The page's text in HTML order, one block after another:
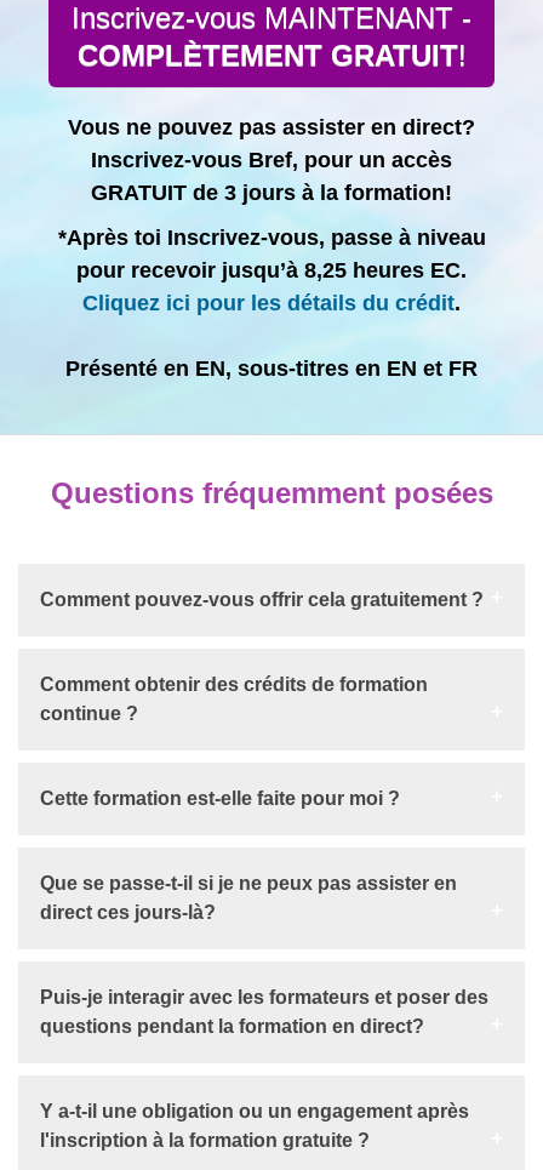
Inscrivez-vous MAINTENANT -
COMPLÈTEMENT GRATUIT!
Vous ne pouvez pas assister en direct?
Inscrivez-vous Bref, pour un accès
GRATUIT de 3 jours à la formation!
*Après toi Inscrivez-vous, passe à niveau
pour recevoir jusqu’à 8,25 heures EC.
Cliquez ici pour les détails du crédit.
Présenté en EN, sous-titres en EN et FR
Questions fréquemment posées
Comment pouvez-vous offrir cela gratuitement ?
Comment obtenir des crédits de formation
continue ?
Cette formation est-elle faite pour moi ?
Que se passe-t-il si je ne peux pas assister en
direct ces jours-là?
Puis-je interagir avec les formateurs et poser des
questions pendant la formation en direct?
Y a-t-il une obligation ou un engagement après
l'inscription à la formation gratuite ?